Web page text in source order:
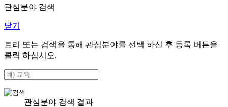
관심분야 검색
닫기
트리 또는 검색을 통해 관심분야를 선택 하신 후 등록 버튼을
클릭 하십시오.
관심분야 검색 결과